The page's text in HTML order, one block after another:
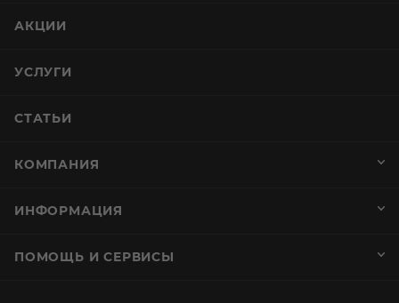
АКЦИИ
УСЛУГИ
СТАТЬИ
КОМПАНИЯ
ИНФОРМАЦИЯ
ПОМОЩЬ И СЕРВИСЫ